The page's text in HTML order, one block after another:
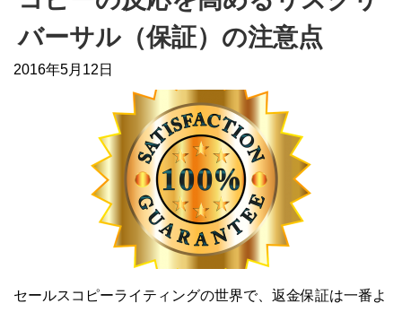
バーサル（保証）の注意点
2016年5月12日
セールスコピーライティングの世界で、返金保証は一番よ